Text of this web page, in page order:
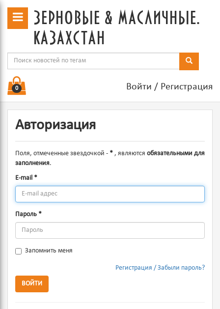
зерновые & масличные.
казахстан
Войти / Регистрация
0
Авторизация
Поля, отмеченные звездочкой - * , являются обязательными для
заполнения.
E-mail *
Пароль *
Запомнить меня
Забыли пароль?
Регистрация
ВОЙТИ